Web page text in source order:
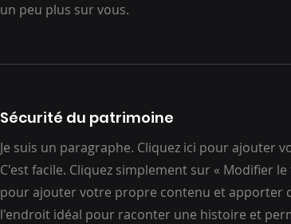
un peu plus sur vous.
Sécurité du patrimoine
Je suis un paragraphe. Cliquez ici pour ajouter
C'est facile. Cliquez simplement sur « Modifier
pour ajouter votre propre contenu et apporter
l'endroit idéal pour raconter une histoire et